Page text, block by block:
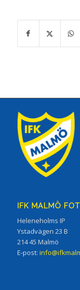
IFK MALMÖ
Heleneholms IP
Ystadvägen 23 B
214 45 Malmö
E-post: